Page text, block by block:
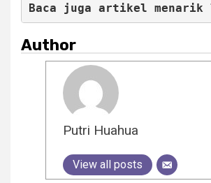
Baca juga artikel menarik
Author
Putri Huahua
View all posts